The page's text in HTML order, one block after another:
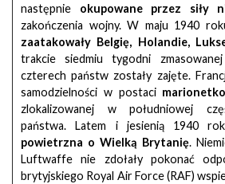
następnie okupowane przez siły
zakończenia wojny. W maju 1940
zaatakowały Belgię, Holandie,
trakcie siedmiu tygodni
czterech państw zostały zajęte.
samodzielności w postaci
zlokalizowanej w południowej
państwa. Latem i jesienią 1940
powietrzna o Wielką Brytanię.
Luftwaffe nie zdołały pokonać
brytyjskiego Royal Air Force (RAF)